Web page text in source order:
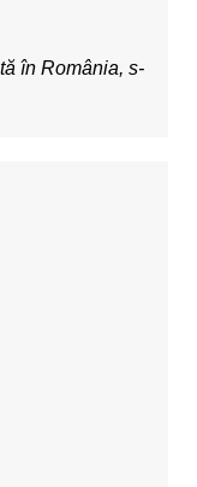
în România, s-